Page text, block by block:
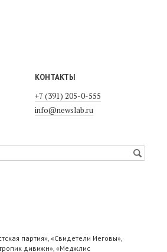
КОНТАКТЫ
+7 (391) 205-0-555
info@newslab.ru
партия», «Свидетели Иеговы»,
дивижн», «Меджлис